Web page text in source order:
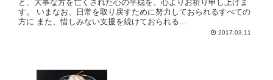
と、大事な方を亡くされた心の平穏を、心よりお祈り申し上げま
す。 いまなお、日常を取り戻すために努力しておられるすべての
方に また、惜しみない支援を続けておられる...
2017.03.11